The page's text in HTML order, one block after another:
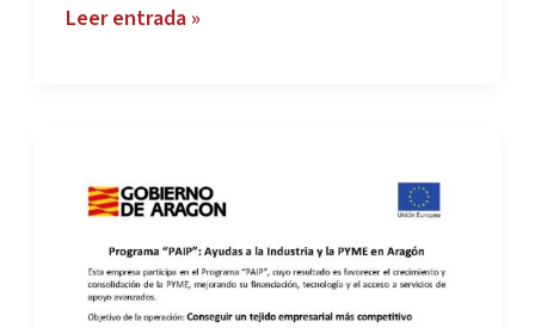
REHABILITACIÓN
DEL
EDIFICIO
OFICINAS
EN
Leer entrada »